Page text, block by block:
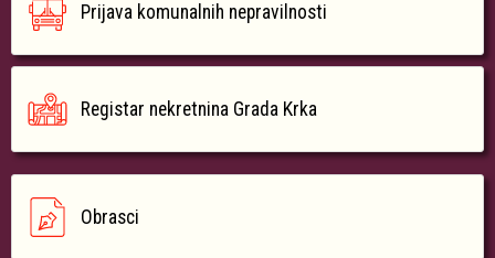
Prijava komunalnih nepravilnosti
Registar nekretnina Grada Krka
Obrasci